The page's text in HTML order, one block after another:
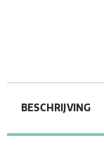
BESCHRIJVING